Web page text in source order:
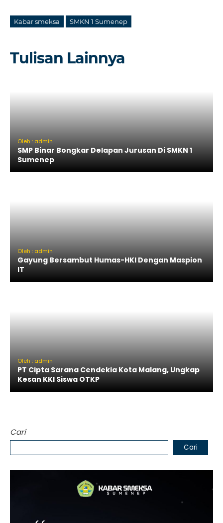
Kabar smeksa SMKN 1 Sumenep
Tulisan Lainnya
Oleh : admin
SMP Binar Bongkar Delapan Jurusan Di SMKN 1
Sumenep
Oleh : admin
Gayung Bersambut Humas-HKI Dengan Maspion
IT
Oleh : admin
PT Cipta Sarana Cendekia Kota Malang, Ungkap
Kesan KKI Siswa OTKP
Cari
Cari